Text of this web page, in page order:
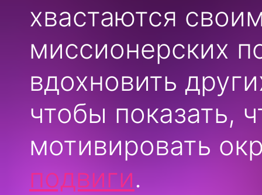
хвастаются
миссионерских
вдохновить
чтобы показать,
мотивировать
подвиги.